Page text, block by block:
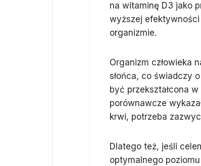
na witaminę D3 jako
wyższej
organizmie.
Organizm człowieka
słońca, co świadczy
być przekształcona
porównawcze
krwi, potrzeba
Dlatego też, jeśli
optymalnego